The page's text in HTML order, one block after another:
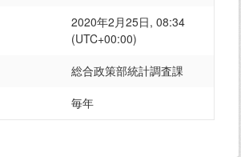
2020年2月25日, 08:34
(UTC+00:00)
総合政策部統計調査課
毎年